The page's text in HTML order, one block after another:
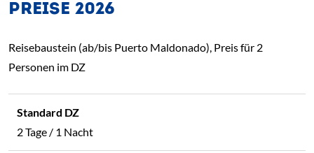
PREISE 2026
Reisebaustein (ab/bis Puerto Maldonado), Preis für 2
Personen im DZ
2 Tage / 1 Nacht